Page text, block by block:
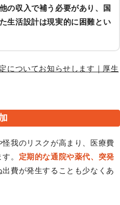
の収入で補う必要があり、国
生活設計は現実的に困難とい
についてお知らせします｜厚生
我のリスクが高まり、医療費
。 定期的な通院や薬代、突発
出費が発生することも少なくあ